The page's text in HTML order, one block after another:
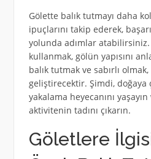
Gölette balık tutmayı daha
ipuçlarını takip ederek,
yolunda adımlar atabilirsiniz.
kullanmak, gölün yapısını
balık tutmak ve sabırlı
geliştirecektir. Şimdi, doğaya
yakalama heyecanını
aktivitenin tadını çıkarın.
Göletlere